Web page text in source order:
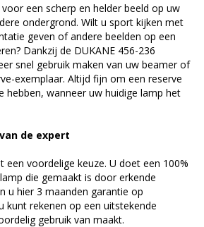
een scherp en helder beeld op uw
ondergrond. Wilt u sport kijken met
geven of andere beelden op een
Dankzij de DUKANE 456-236
snel gebruik maken van uw beamer of
exemplaar. Altijd fijn om een reserve
hebben, wanneer uw huidige lamp het
de expert
een voordelige keuze. U doet een 100%
die gemaakt is door erkende
u hier 3 maanden garantie op
kunt rekenen op een uitstekende
gebruik van maakt.